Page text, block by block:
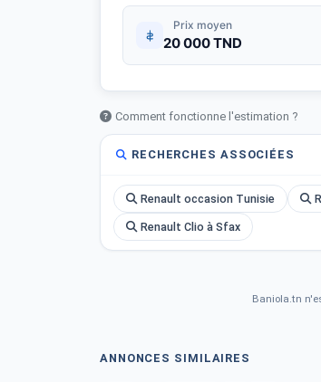
Prix moyen
20 000 TND
Comment fonctionne l'estimation ?
RECHERCHES ASSOCIÉES
Renault occasion Tunisie
Renault Clio à Sfax
Baniola.tn
ANNONCES SIMILAIRES